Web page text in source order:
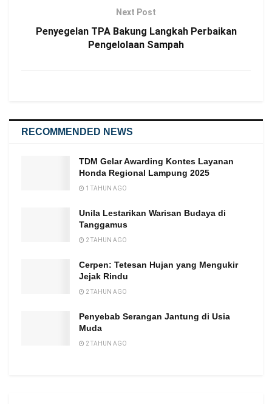
Next Post
Penyegelan TPA Bakung Langkah Perbaikan
Pengelolaan Sampah
RECOMMENDED NEWS
TDM Gelar Awarding Kontes Layanan
Honda Regional Lampung 2025
1 TAHUN AGO
Unila Lestarikan Warisan Budaya di
Tanggamus
2 TAHUN AGO
Cerpen: Tetesan Hujan yang Mengukir
Jejak Rindu
2 TAHUN AGO
Penyebab Serangan Jantung di Usia
Muda
2 TAHUN AGO